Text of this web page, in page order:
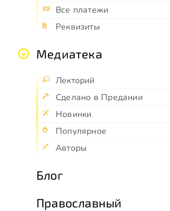
Все платежи
Реквизиты
Медиатека
Лекторий
Сделано в Предании
Новинки
Популярное
Авторы
Блог
Православный